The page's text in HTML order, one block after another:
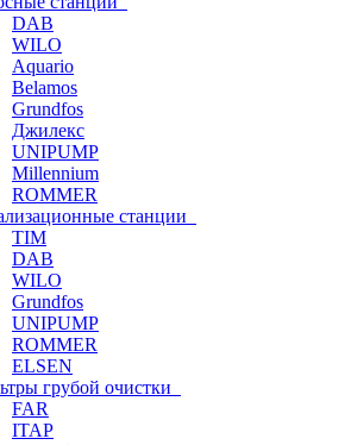
DAB
WILO
Aquario
Belamos
Grundfos
Джилекс
UNIPUMP
Millennium
ROMMER
станции
TIM
DAB
WILO
Grundfos
UNIPUMP
ROMMER
ELSEN
грубой очистки
FAR
ITAP